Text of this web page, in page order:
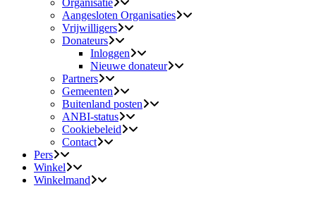
Organisatie
Aangesloten Organisaties
Vrijwilligers
Donateurs
Inloggen
Nieuwe donateur
Partners
Gemeenten
Buitenland posten
ANBI-status
Cookiebeleid
Contact
Pers
Winkel
Winkelmand